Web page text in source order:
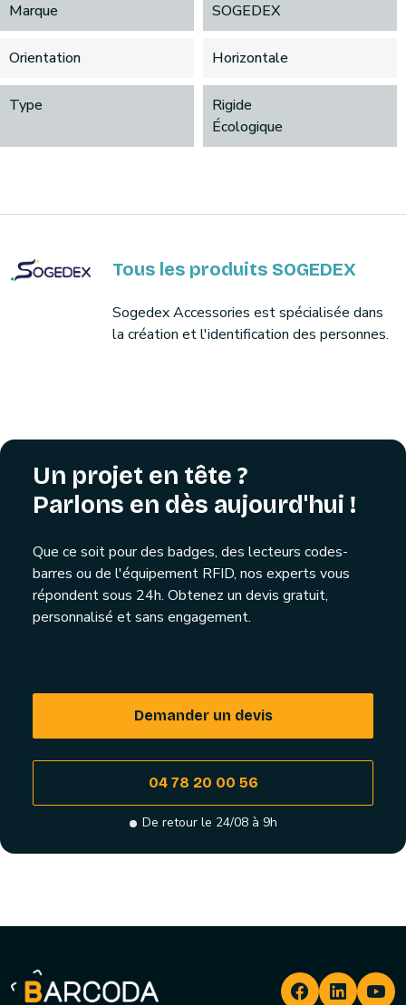
Marque SOGEDEX
Orientation Horizontale
Type
Rigide
Écologique
Tous les produits SOGEDEX
Sogedex Accessories est spécialisée dans
la création et l'identification des personnes.
Un projet en tête ?
Parlons en dès aujourd'hui !
Que ce soit pour des badges, des lecteurs codes-
barres ou de l'équipement RFID, nos experts vous
répondent sous 24h. Obtenez un devis gratuit,
personnalisé et sans engagement.
Demander un devis
04 78 20 00 56
De retour le 24/08 à 9h